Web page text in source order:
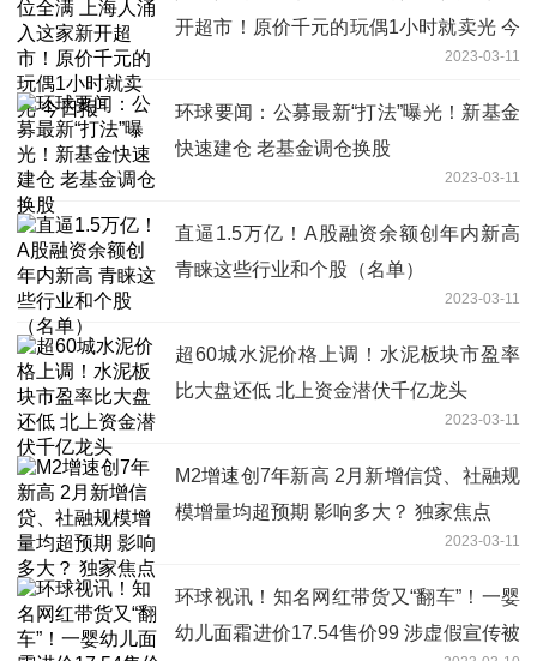
开超市！原价千元的玩偶1小时就卖光 今
2023-03-11
环球要闻：公募最新“打法”曝光！新基金
快速建仓 老基金调仓换股
2023-03-11
直逼1.5万亿！A股融资余额创年内新高
青睐这些行业和个股（名单）
2023-03-11
超60城水泥价格上调！水泥板块市盈率
比大盘还低 北上资金潜伏千亿龙头
2023-03-11
M2增速创7年新高 2月新增信贷、社融规
模增量均超预期 影响多大？ 独家焦点
2023-03-11
环球视讯！知名网红带货又“翻车”！一婴
幼儿面霜进价17.54售价99 涉虚假宣传被